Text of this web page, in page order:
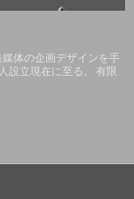
体の企画デザインを手
設立現在に至る。 有限